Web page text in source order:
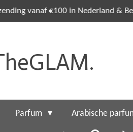
vanaf €100 in Nederland &
Parfum Arabische